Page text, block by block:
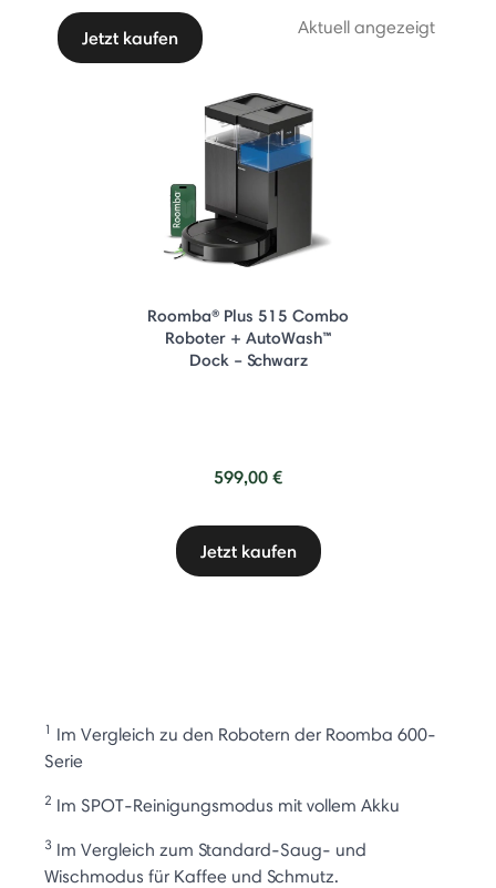
Jetzt kaufen Aktuell angezeigt
Roomba® Plus 515 Combo
Roboter + AutoWash™
Dock – Schwarz
599,00 €
Jetzt kaufen
1 Im Vergleich zu den Robotern der Roomba 600-
Serie
2 Im SPOT-Reinigungsmodus mit vollem Akku
3 Im Vergleich zum Standard-Saug- und
Wischmodus für Kaffee und Schmutz.